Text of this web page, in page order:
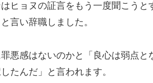
ヒョヌの証言をもう一度聞こうと
言い辞職しました。
悪感はないのかと「良心は弱点と
たんだ」と言われます。